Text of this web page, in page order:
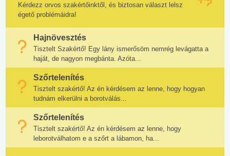
Kérdezz orvos szakértőinktől, és biztosan választ lelsz
égető problémáidra!
Hajnövesztés
Tisztelt Szakértő! Egy lány ismerősöm nemrég levágatta a
haját, de nagyon megbánta. Azóta...
Szőrtelenítés
Tisztelt szakértő! Az én kérdésem az lenne, hogy hogyan
tudnám elkerülni a borotválás...
Szőrtelenítés
Tisztelt szakértő! Az én kérdésem az lenne, hogy
leborotválhatom e a szőrt a lábamon, ha...